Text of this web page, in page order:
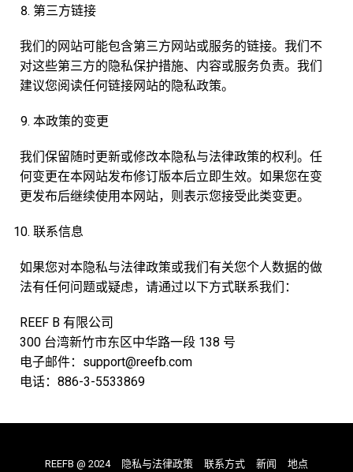
第三方链接
我们的网站可能包含第三方网站或服务的链接。我们不
对这些第三方的隐私保护措施、内容或服务负责。我们
建议您阅读任何链接网站的隐私政策。
本政策的变更
我们保留随时更新或修改本隐私与法律政策的权利。任
何变更在本网站发布修订版本后立即生效。如果您在变
更发布后继续使用本网站，则表示您接受此类变更。
联系信息
如果您对本隐私与法律政策或我们有关您个人数据的做
法有任何问题或疑虑，请通过以下方式联系我们：
REEF B 有限公司
300 台湾新竹市东区中华路一段 138 号
电子邮件：support@reefb.com
电话：886-3-5533869
REEFB @ 2024 隐私与法律政策 联系方式 新闻 地点